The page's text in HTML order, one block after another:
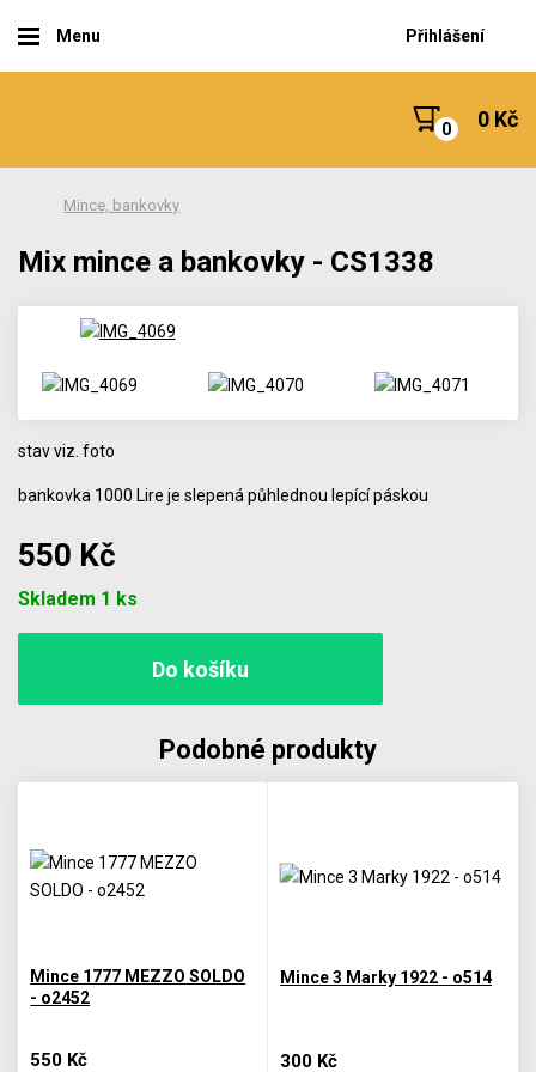
Menu Přihlášení
0 Kč
Mince, bankovky
Mix mince a bankovky - CS1338
stav viz. foto
bankovka 1000 Lire je slepená půhlednou lepící páskou
550 Kč
Skladem 1 ks
Podobné produkty
Mince 1777 MEZZO SOLDO
- o2452
550 Kč
Mince 3 Marky 1922 - o514
300 Kč